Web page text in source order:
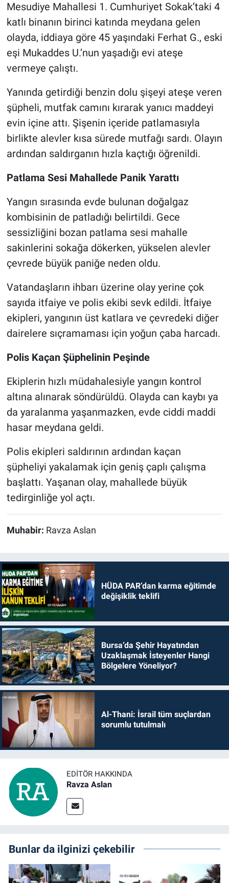
Mesudiye Mahallesi 1. Cumhuriyet Sokak’taki 4
katlı binanın birinci katında meydana gelen
olayda, iddiaya göre 45 yaşındaki Ferhat G., eski
eşi Mukaddes U.’nun yaşadığı evi ateşe
vermeye çalıştı.
Yanında getirdiği benzin dolu şişeyi ateşe veren
şüpheli, mutfak camını kırarak yanıcı maddeyi
evin içine attı. Şişenin içeride patlamasıyla
birlikte alevler kısa sürede mutfağı sardı. Olayın
ardından saldırganın hızla kaçtığı öğrenildi.
Patlama Sesi Mahallede Panik Yarattı
Yangın sırasında evde bulunan doğalgaz
kombisinin de patladığı belirtildi. Gece
sessizliğini bozan patlama sesi mahalle
sakinlerini sokağa dökerken, yükselen alevler
çevrede büyük paniğe neden oldu.
Vatandaşların ihbarı üzerine olay yerine çok
sayıda itfaiye ve polis ekibi sevk edildi. İtfaiye
ekipleri, yangının üst katlara ve çevredeki diğer
dairelere sıçramaması için yoğun çaba harcadı.
Polis Kaçan Şüphelinin Peşinde
Ekiplerin hızlı müdahalesiyle yangın kontrol
altına alınarak söndürüldü. Olayda can kaybı ya
da yaralanma yaşanmazken, evde ciddi maddi
hasar meydana geldi.
Polis ekipleri saldırının ardından kaçan
şüpheliyi yakalamak için geniş çaplı çalışma
başlattı. Yaşanan olay, mahallede büyük
tedirginliğe yol açtı.
Muhabir: Ravza Aslan
HÜDA PAR’dan karma eğitimde
değişiklik teklifi
Bursa’da Şehir Hayatından
Uzaklaşmak İsteyenler Hangi
Bölgelere Yöneliyor?
Al-Thani: İsrail tüm suçlardan
sorumlu tutulmalı
EDITÖR HAKKINDA
Ravza Aslan
Bunlar da ilginizi çekebilir